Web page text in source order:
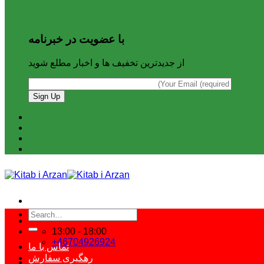
با عضویت در خبرنامه
از جدیدترین تخفیف ها و اخبار مطلع شوید
13:00 - 18:00
+46704926924
Search
for:
تماس با ما
رهگیری سفارش